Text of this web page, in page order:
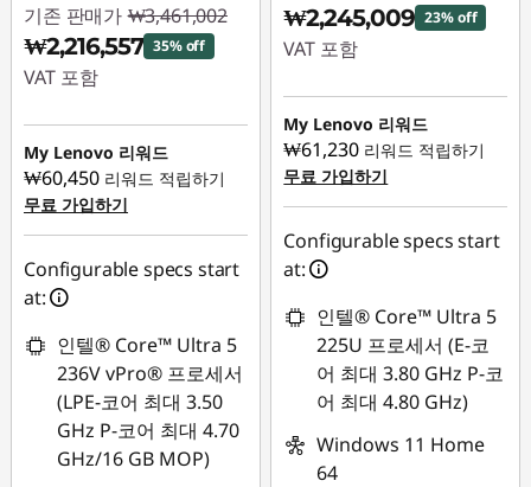
기존 판매가 ₩3,461,002
₩2,216,557 35% off
VAT 포함
즉시 할인: :-
₩1,244,445
My Lenovo 리워드
₩60,450 리워드 적립하기
무료 가입하기
Configurable specs start
at:
인텔® Core™ Ultra 5
236V vPro® 프로세서
(LPE-코어 최대 3.50
GHz P-코어 최대 4.70
GHz/16 GB MOP)
₩2,245,009 23% off
VAT 포함
즉시 할인: :-
₩685,994
My Lenovo 리워드
₩61,230 리워드 적립하기
무료 가입하기
Configurable specs start
at:
인텔® Core™ Ultra 5
225U 프로세서 (E-코
어 최대 3.80 GHz P-코
어 최대 4.80 GHz)
Windows 11 Home
64